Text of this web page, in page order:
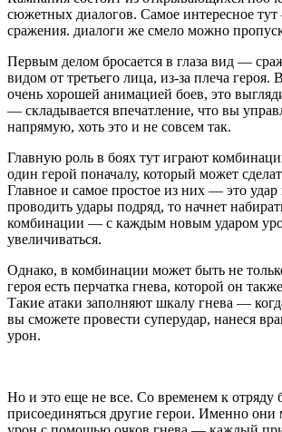
сюжетных диалогов. Самое интересное
сражения. диалоги же смело можно
Первым делом бросается в глаза вид —
видом от третьего лица, из-за плеча героя.
очень хорошей анимацией боев, это
— складывается впечатление, что вы
напрямую, хоть это и не совсем так.
Главную роль в боях тут играют
один герой поначалу, который может
Главное и самое простое из них — это
проводить удары подряд, то начнет
комбинации — с каждым новым ударом
увеличиваться.
Однако, в комбинации может быть не
героя есть перчатка гнева, которой он
Такие атаки заполняют шкалу гнева —
вы сможете провести суперудар, нанеся
урон.
Но и это еще не все. Со временем к отряду
присоединяться другие герои. Именно они